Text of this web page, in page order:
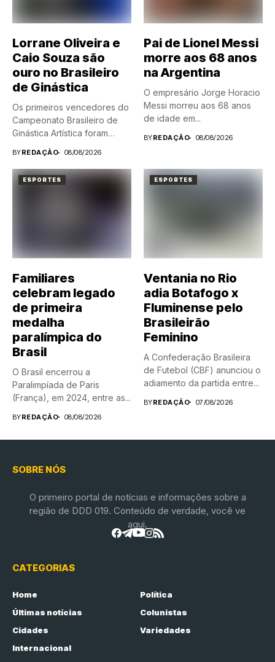
Lorrane Oliveira e
Caio Souza são
ouro no Brasileiro
de Ginástica
Os primeiros vencedores do
Campeonato Brasileiro de
Ginástica Artística foram
BYREDAÇÃO 08/08/2026
Pai de Lionel Messi
morre aos 68 anos
na Argentina
O empresário Jorge Horacio
Messi morreu aos 68 anos
de idade em...
BYREDAÇÃO 08/08/2026
ESPORTES
Familiares
celebram legado
de primeira
medalha
paralímpica do
Brasil
O Brasil encerrou a
Paralimpíada de Paris
(França), em 2024, entre as...
BYREDAÇÃO 08/08/2026
ESPORTES
Ventania no Rio
adia Botafogo x
Fluminense pelo
Brasileirão
Feminino
A Confederação Brasileira
de Futebol (CBF) anunciou o
adiamento da partida entre...
BYREDAÇÃO 07/08/2026
SOBRE NÓS
O primeiro portal de notícias e informações sobre a
região de DDD 019. Conteúdo de verdade, você ve
aqui.
CATEGORIAS
Home
Política
Últimas notícias
Colunistas
Cidades
Variedades
Internacional